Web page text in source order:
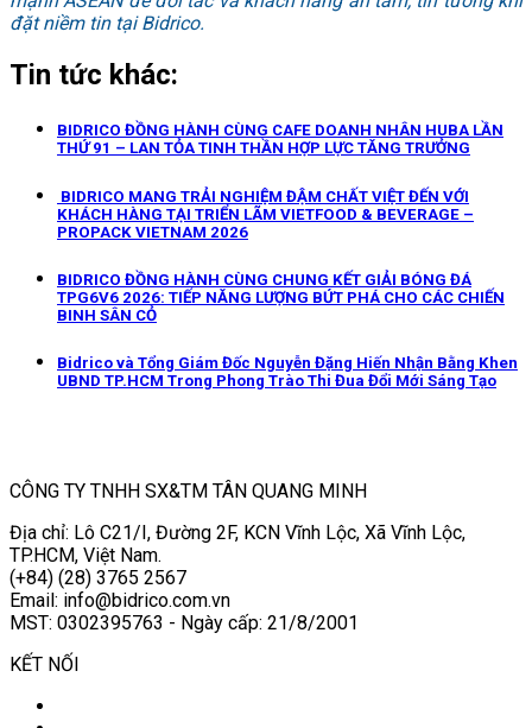
đặt niềm tin tại Bidrico.
Tin tức khác:
BIDRICO ĐỒNG HÀNH CÙNG CAFE DOANH NHÂN HUBA LẦN
THỨ 91 – LAN TỎA TINH THẦN HỢP LỰC TĂNG TRƯỞNG
BIDRICO MANG TRẢI NGHIỆM ĐẬM CHẤT VIỆT ĐẾN VỚI
KHÁCH HÀNG TẠI TRIỂN LÃM VIETFOOD & BEVERAGE –
PROPACK VIETNAM 2026
BIDRICO ĐỒNG HÀNH CÙNG CHUNG KẾT GIẢI BÓNG ĐÁ
TPG6V6 2026: TIẾP NĂNG LƯỢNG BỨT PHÁ CHO CÁC CHIẾN
BINH SÂN CỎ
Bidrico và Tổng Giám Đốc Nguyễn Đặng Hiến Nhận Bằng Khen
UBND TP.HCM Trong Phong Trào Thi Đua Đổi Mới Sáng Tạo
CÔNG TY TNHH SX&TM TÂN QUANG MINH
Địa chỉ: Lô C21/I, Đường 2F, KCN Vĩnh Lộc, Xã Vĩnh Lộc,
TP.HCM, Việt Nam.
(+84) (28) 3765 2567
Email: info@bidrico.com.vn
MST: 0302395763 - Ngày cấp: 21/8/2001
KẾT NỐI